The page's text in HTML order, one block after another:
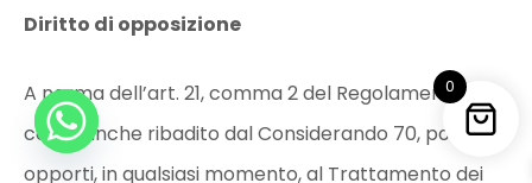
Diritto di opposizione
A norma dell’art. 21, comma 2 del Regolamento e
come anche ribadito dal Considerando 70, potrai
opporti, in qualsiasi momento, al Trattamento dei
0